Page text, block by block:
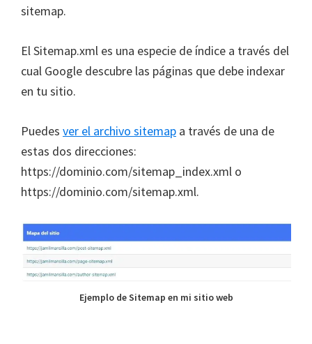
sitemap.
El Sitemap.xml es una especie de índice a través del
cual Google descubre las páginas que debe indexar
en tu sitio.
Puedes ver el archivo sitemap a través de una de
estas dos direcciones:
https://dominio.com/sitemap_index.xml o
https://dominio.com/sitemap.xml.
Ejemplo de Sitemap en mi sitio web